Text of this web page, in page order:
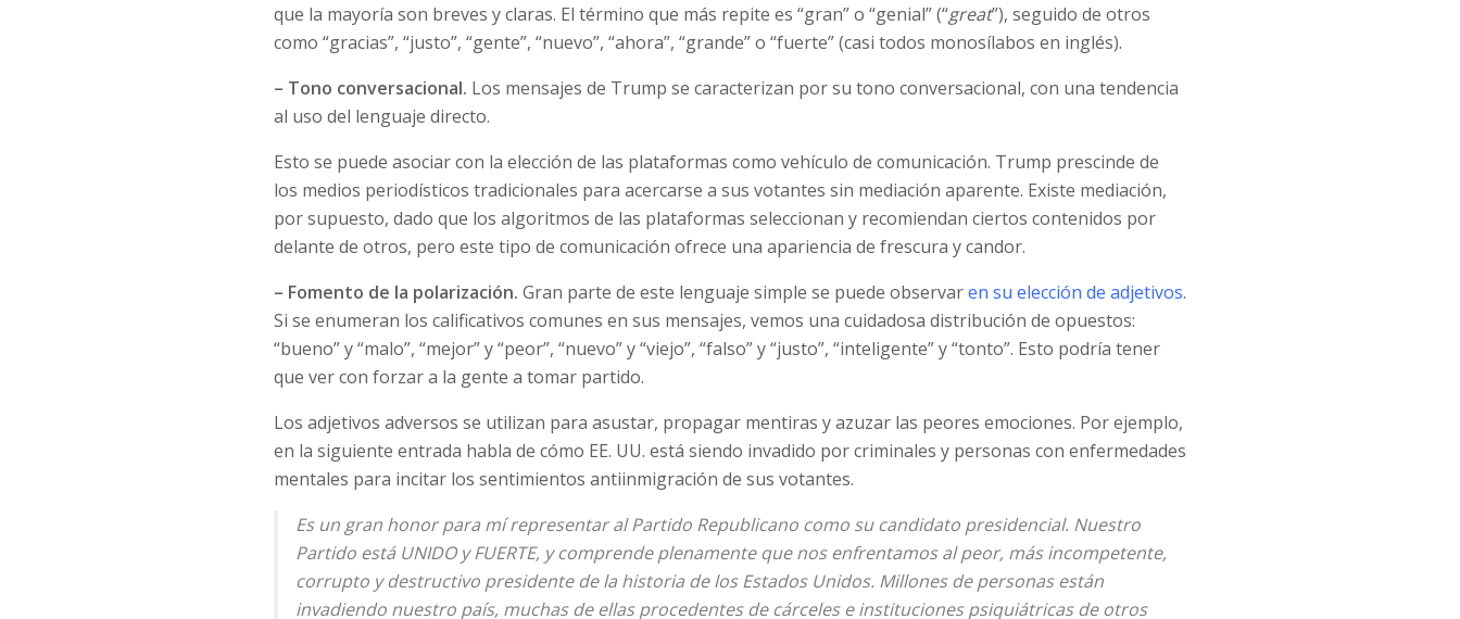
que la mayoría son breves y claras. El término que más repite es “gran” o “genial” (“great”), seguido de otros
como “gracias”, “justo”, “gente”, “nuevo”, “ahora”, “grande” o “fuerte” (casi todos monosílabos en inglés).
– Tono conversacional. Los mensajes de Trump se caracterizan por su tono conversacional, con una tendencia
al uso del lenguaje directo.
Esto se puede asociar con la elección de las plataformas como vehículo de comunicación. Trump prescinde de
los medios periodísticos tradicionales para acercarse a sus votantes sin mediación aparente. Existe mediación,
por supuesto, dado que los algoritmos de las plataformas seleccionan y recomiendan ciertos contenidos por
delante de otros, pero este tipo de comunicación ofrece una apariencia de frescura y candor.
– Fomento de la polarización. Gran parte de este lenguaje simple se puede observaren su elección de adjetivos.
Si se enumeran los calificativos comunes en sus mensajes, vemos una cuidadosa distribución de opuestos:
“bueno” y “malo”, “mejor” y “peor”, “nuevo” y “viejo”, “falso” y “justo”, “inteligente” y “tonto”. Esto podría tener
que ver con forzar a la gente a tomar partido.
Los adjetivos adversos se utilizan para asustar, propagar mentiras y azuzar las peores emociones. Por ejemplo,
en la siguiente entrada habla de cómo EE. UU. está siendo invadido por criminales y personas con enfermedades
mentales para incitar los sentimientos antiinmigración de sus votantes.
Es un gran honor para mí representar al Partido Republicano como su candidato presidencial. Nuestro
Partido está UNIDO y FUERTE, y comprende plenamente que nos enfrentamos al peor, más incompetente,
corrupto y destructivo presidente de la historia de los Estados Unidos. Millones de personas están
invadiendo nuestro país, muchas de ellas procedentes de cárceles e instituciones psiquiátricas de otros